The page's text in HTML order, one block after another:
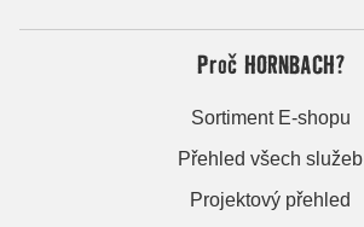
Proč HORNBACH?
Sortiment E-shopu
Přehled všech služeb
Projektový přehled